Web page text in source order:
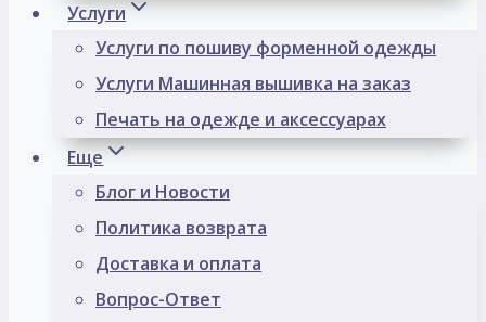
Услуги
Услуги по пошиву форменной одежды
Услуги Машинная вышивка на заказ
Печать на одежде и аксессуарах
Еще
Блог и Новости
Политика возврата
Доставка и оплата
Вопрос-Ответ